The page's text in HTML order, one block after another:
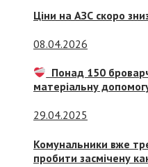
Ціни на АЗС скоро
08.04.2026
Понад 150
матеріальну
29.04.2025
Комунальники вже
пробити засмічену